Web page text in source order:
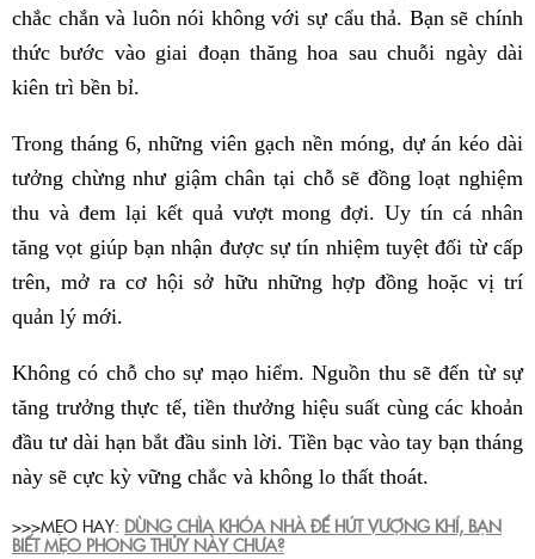
chắc chắn và luôn nói không với sự cẩu thả. Bạn sẽ chính
thức bước vào giai đoạn thăng hoa sau chuỗi ngày dài
kiên trì bền bỉ.
Trong tháng 6, những viên gạch nền móng, dự án kéo dài
tưởng chừng như giậm chân tại chỗ sẽ đồng loạt nghiệm
thu và đem lại kết quả vượt mong đợi. Uy tín cá nhân
tăng vọt giúp bạn nhận được sự tín nhiệm tuyệt đối từ cấp
trên, mở ra cơ hội sở hữu những hợp đồng hoặc vị trí
quản lý mới.
Không có chỗ cho sự mạo hiểm. Nguồn thu sẽ đến từ sự
tăng trưởng thực tế, tiền thưởng hiệu suất cùng các khoản
đầu tư dài hạn bắt đầu sinh lời. Tiền bạc vào tay bạn tháng
này sẽ cực kỳ vững chắc và không lo thất thoát.
>>>MẸO HAY: DÙNG CHÌA KHÓA NHÀ ĐỂ HÚT VƯỢNG KHÍ, BẠN
BIẾT MẸO PHONG THỦY NÀY CHƯA?